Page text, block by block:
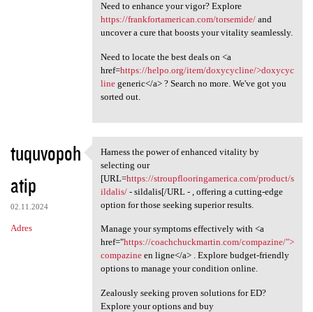
Need to enhance your vigor? Explore
https://frankfortamerican.com/torsemide/and
uncover a cure that boosts your vitality seamlessly.
Need to locate the best deals on <a
href=https://helpo.org/item/doxycycline/>doxycyc
linegeneric</a> ? Search no more. We've got you
sorted out.
tuquvopoh
atip
02.11.2024
Adres
Harness the power of enhanced
Harness the power of enhanced vitality by
selecting our
[URL=https://stroupflooringamerica.com/product/s
ildalis/- sildalis[/URL - , offering a cutting-edge
option for those seeking superior results.
Manage your symptoms effectively with <a
href="https://coachchuckmartin.com/compazine/">
compazineen ligne</a> . Explore budget-friendly
options to manage your condition online.
Zealously seeking proven solutions for ED?
Explore your options and buy